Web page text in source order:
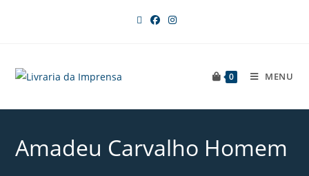
0 MENU
Amadeu Carvalho Homem